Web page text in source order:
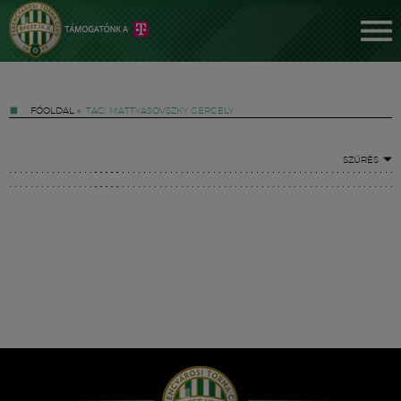
FŐOLDAL » TAG: MATTYASOVSZKY GERGELY
SZŰRÉS
Hírek